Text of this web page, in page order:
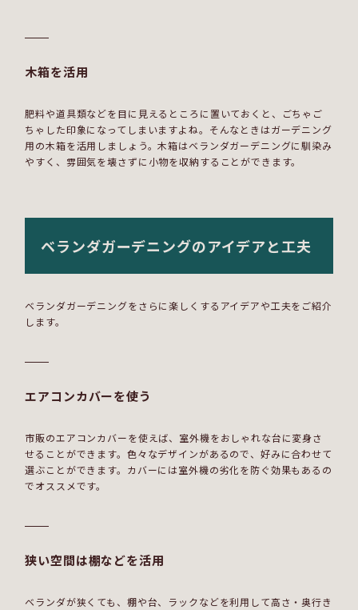
木箱を活用
肥料や道具類などを目に見えるところに置いておくと、ごちゃご
ちゃした印象になってしまいますよね。そんなときはガーデニング
用の木箱を活用しましょう。木箱はベランダガーデニングに馴染み
やすく、雰囲気を壊さずに小物を収納することができます。
ベランダガーデニングのアイデアと工夫
ベランダガーデニングをさらに楽しくするアイデアや工夫をご紹介
します。
エアコンカバーを使う
市販のエアコンカバーを使えば、室外機をおしゃれな台に変身さ
せることができます。色々なデザインがあるので、好みに合わせて
選ぶことができます。カバーには室外機の劣化を防ぐ効果もあるの
でオススメです。
狭い空間は棚などを活用
ベランダが狭くても、棚や台、ラックなどを利用して高さ・奥行き